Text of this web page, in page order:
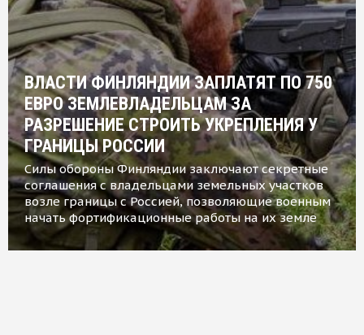
ВЛАСТИ ФИНЛЯНДИИ ЗАПЛАТЯТ ПО 750
ЕВРО ЗЕМЛЕВЛАДЕЛЬЦАМ ЗА
РАЗРЕШЕНИЕ СТРОИТЬ УКРЕПЛЕНИЯ У
ГРАНИЦЫ РОССИИ
Силы обороны Финляндии заключают секретные
соглашения с владельцами земельных участков
возле границы с Россией, позволяющие военным
начать фортификационные работы на их земле